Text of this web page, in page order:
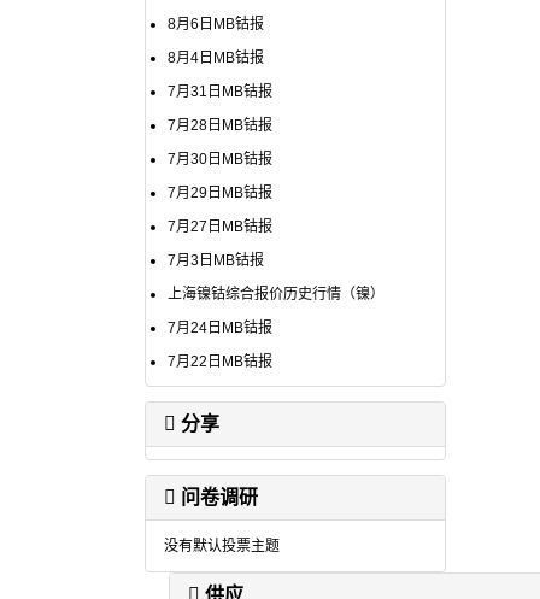
8月6日MB钴报
8月4日MB钴报
7月31日MB钴报
7月28日MB钴报
7月30日MB钴报
7月29日MB钴报
7月27日MB钴报
7月3日MB钴报
上海镍钴综合报价历史行情（镍）
7月24日MB钴报
7月22日MB钴报
分享
问卷调研
没有默认投票主题
供应